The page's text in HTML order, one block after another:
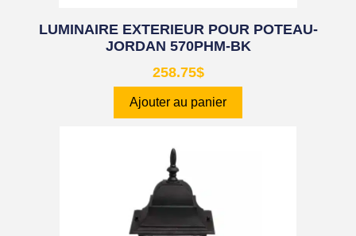
LUMINAIRE EXTERIEUR POUR POTEAU-
JORDAN 570PHM-BK
258.75$
Ajouter au panier